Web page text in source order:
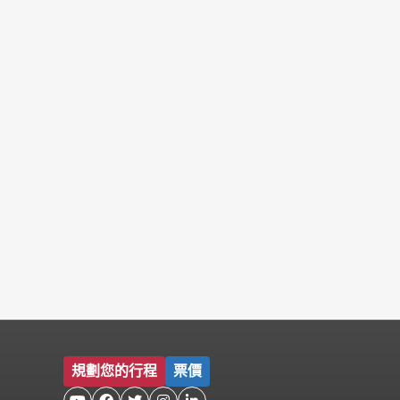
規劃您的行程 票價